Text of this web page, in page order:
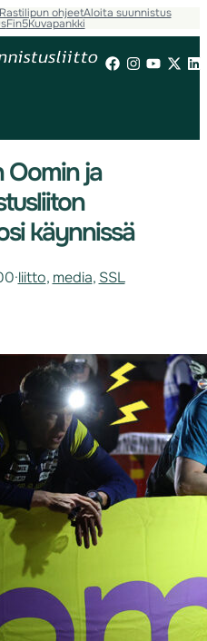
Rastilipun ohjeetAloita suunnistus
Fin5Kuvapankki
Oomin ja
käynnissä
·liitto, media, SSL